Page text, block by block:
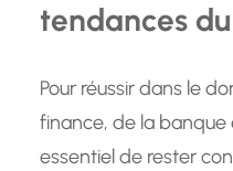
tendances
Pour réussir dans le
finance, de la banque
essentiel de rester